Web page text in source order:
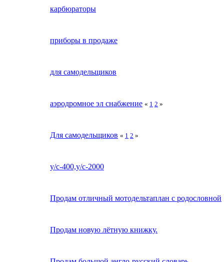
карбюраторы
приборы в продаже
для самодельщиков
аэродромное эл снабжение « 1 2 »
Для самодельщиков « 1 2 »
у/с-400,у/с-2000
Продам отличный мотодельтаплан с родословной
Продам новую лётную книжку.